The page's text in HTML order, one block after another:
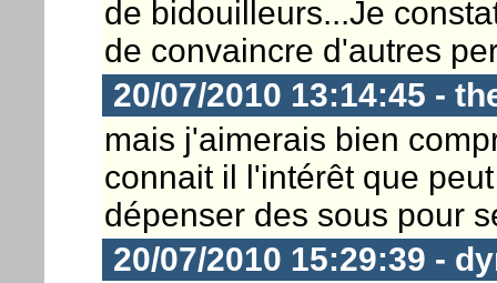
de bidouilleurs...Je
de convaincre d'autres
20/07/2010 13:14:45 -
mais j'aimerais bien
connait il l'intérêt que
dépenser des sous pour
20/07/2010 15:29:39 -